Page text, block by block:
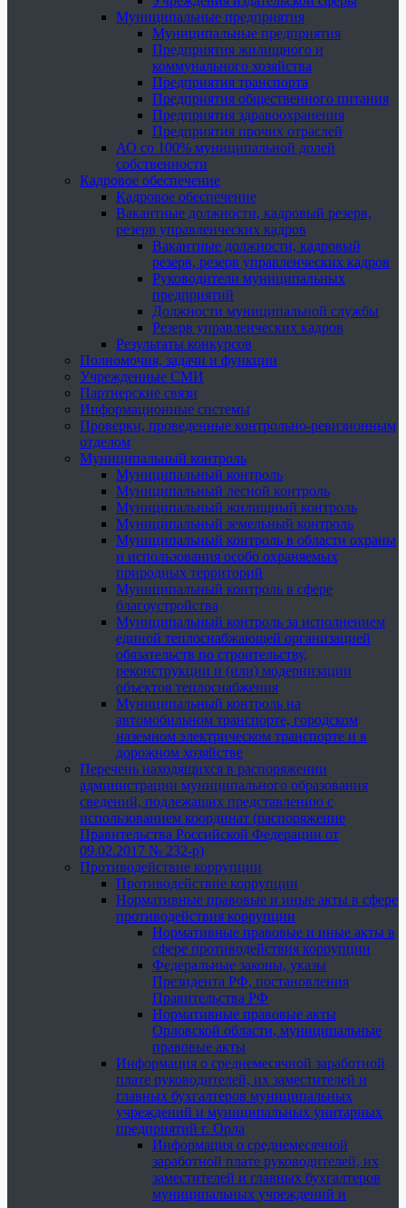
Муниципальные предприятия
Муниципальные предприятия
Предприятия жилищного и
коммунального хозяйства
Предприятия транспорта
Предприятия общественного питания
Предприятия здравоохранения
Предприятия прочих отраслей
АО со 100% муниципальной долей
собственности
Кадровое обеспечение
Кадровое обеспечение
Вакантные должности, кадровый резерв,
резерв управленческих кадров
Вакантные должности, кадровый
резерв, резерв управленческих кадров
Руководители муниципальных
предприятий
Должности муниципальной службы
Резерв управленческих кадров
Результаты конкурсов
Полномочия, задачи и функции
Учрежденные СМИ
Партнерские связи
Информационные системы
Проверки, проведенные контрольно-ревизионным
отделом
Муниципальный контроль
Муниципальный контроль
Муниципальный лесной контроль
Муниципальный жилищный контроль
Муниципальный земельный контроль
Муниципальный контроль в области охраны
и использования особо охраняемых
природных территорий
Муниципальный контроль в сфере
благоустройства
Муниципальный контроль за исполнением
единой теплоснабжающей организацией
обязательств по строительству,
реконструкции и (или) модернизации
объектов теплоснабжения
Муниципальный контроль на
автомобильном транспорте, городском
наземном электрическом транспорте и в
дорожном хозяйстве
Перечень находящихся в распоряжении
администрации муниципального образования
сведений, подлежащих представлению с
использованием координат (распоряжение
Правительства Российской Федерации от
09.02.2017 № 232-р)
Противодействие коррупции
Противодействие коррупции
Нормативные правовые и иные акты в сфере
противодействия коррупции
Нормативные правовые и иные акты в
сфере противодействия коррупции
Федеральные законы, указы
Президента РФ, постановления
Правительства РФ
Нормативные правовые акты
Орловской области, муниципальные
правовые акты
Информация о среднемесячной заработной
плате руководителей, их заместителей и
главных бухгалтеров муниципальных
учреждений и муниципальных унитарных
предприятий г. Орла
Информация о среднемесячной
заработной плате руководителей, их
заместителей и главных бухгалтеров
муниципальных учреждений и